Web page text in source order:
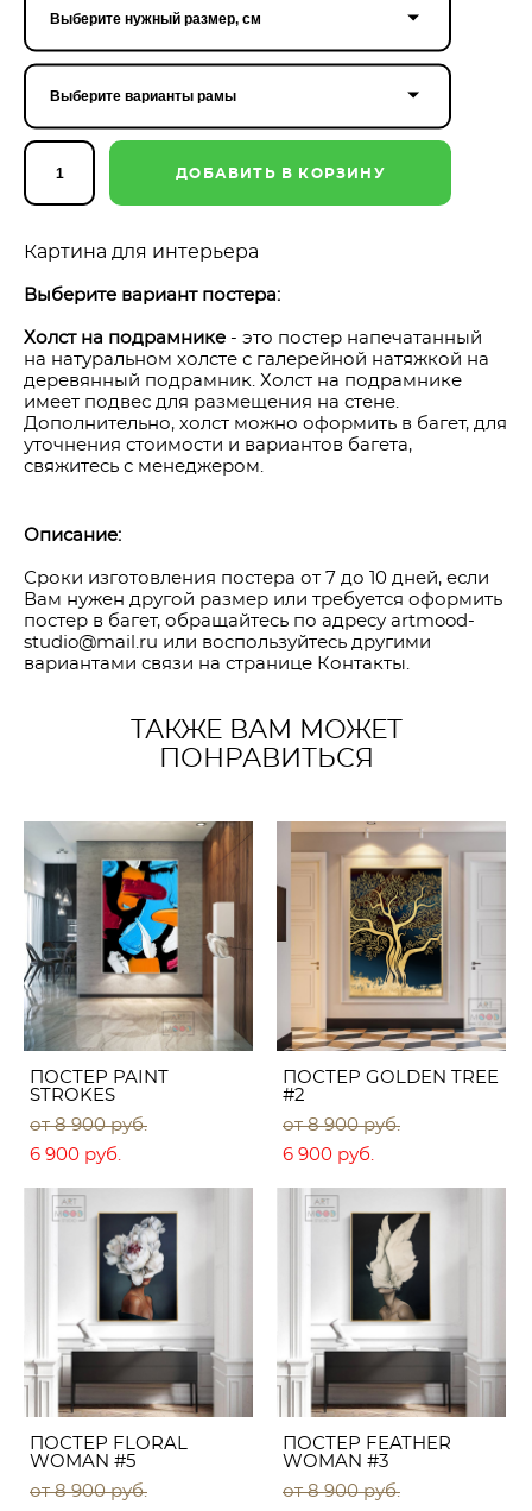
Выберите нужный размер, см
Выберите варианты рамы
ДОБАВИТЬ В КОРЗИНУ
Картина для интерьера
Выберите вариант постера:
Холст на подрамнике - это постер напечатанный
на натуральном холсте с галерейной натяжкой на
деревянный подрамник. Холст на подрамнике
имеет подвес для размещения на стене.
Дополнительно, холст можно оформить в багет, для
уточнения стоимости и вариантов багета,
свяжитесь с менеджером.
Описание:
Сроки изготовления постера от 7 до 10 дней, если
Вам нужен другой размер или требуется оформить
постер в багет, обращайтесь по адресу artmood-
studio@mail.ru или воспользуйтесь другими
вариантами связи на странице Контакты.
ТАКЖЕ ВАМ МОЖЕТ
ПОНРАВИТЬСЯ
ПОСТЕР PAINT
STROKES
от 8 900 pуб.
6 900 pуб.
ПОСТЕР GOLDEN TREE
#2
от 8 900 pуб.
6 900 pуб.
ПОСТЕР FLORAL
WOMAN #5
от 8 900 pуб.
ПОСТЕР FEATHER
WOMAN #3
от 8 900 pуб.